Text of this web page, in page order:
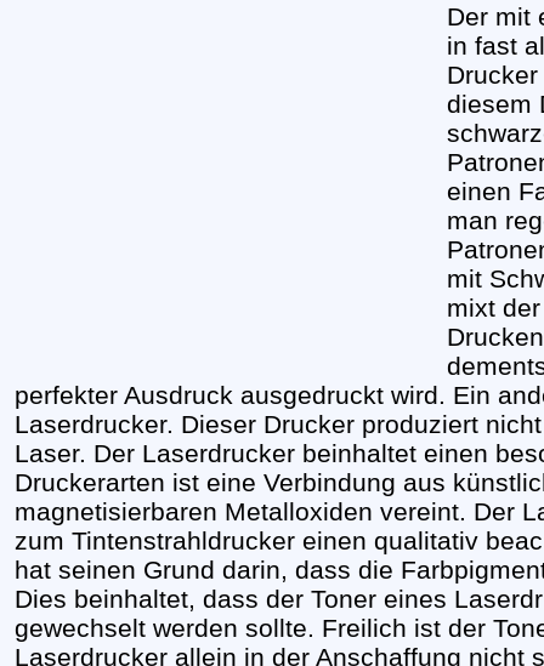
Der mit
in fast
diesem
einen
man
mit
mixt
perfekter Ausdruck ausgedruckt wird. Ein
Laserdrucker. Dieser Drucker produziert
Laser. Der Laserdrucker beinhaltet einen
Druckerarten ist eine Verbindung aus
magnetisierbaren Metalloxiden vereint. Der
zum Tintenstrahldrucker einen qualitativ
hat seinen Grund darin, dass die
Dies beinhaltet, dass der Toner eines
gewechselt werden sollte. Freilich ist der
Laserdrucker allein in der Anschaffung nicht